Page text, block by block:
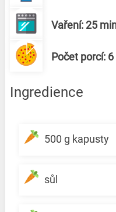
Vaření: 25
Počet porcí: 6
Ingredience
500 g kapusty
sůl